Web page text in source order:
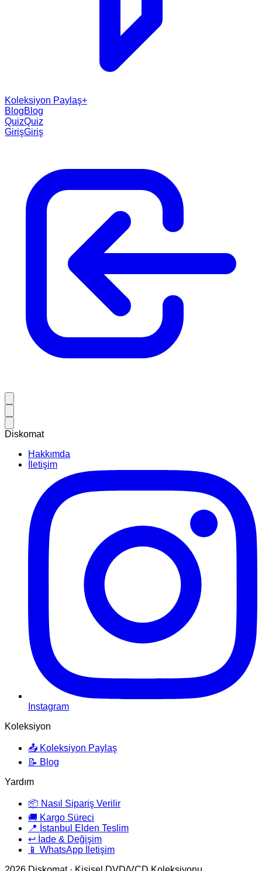
Koleksiyon Paylaş+
BlogBlog
QuizQuiz
GirişGiriş
Diskomat
Hakkımda
İletişim
Instagram
Koleksiyon
📤 Koleksiyon Paylaş
📝 Blog
Yardım
📦 Nasıl Sipariş Verilir
🚚 Kargo Süreci
📍 İstanbul Elden Teslim
↩️ İade & Değişim
📱 WhatsApp İletişim